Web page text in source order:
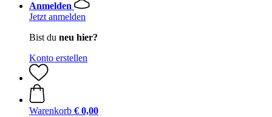
Anmelden
Jetzt anmelden
Bist du neu hier?
Konto erstellen
Warenkorb € 0,00